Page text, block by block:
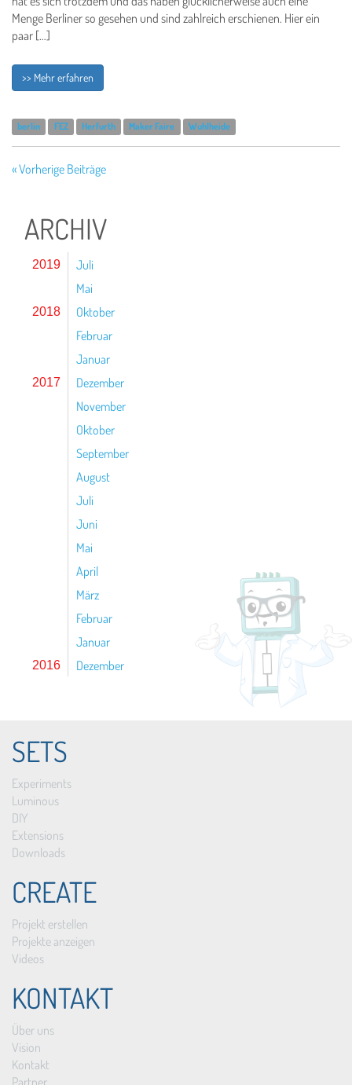
Menge Berliner so gesehen und sind zahlreich erschienen. Hier ein
paar […]
>> Mehr erfahren
berlin FEZ Herfurth Maker Faire Wuhlheide
« Vorherige Beiträge
ARCHIV
2019
Juli
Mai
2018
Oktober
Februar
Januar
2017
Dezember
November
Oktober
September
August
Juli
Juni
Mai
April
März
Februar
Januar
2016 Dezember
SETS
Experiments
Luminous
DIY
Extensions
Downloads
CREATE
Projekt erstellen
Projekte anzeigen
Videos
KONTAKT
Über uns
Vision
Kontakt
Partner